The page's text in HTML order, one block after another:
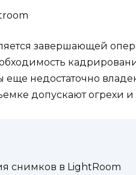
завершающей
недостаточно
допускают огрехи и
снимков в LightRoom